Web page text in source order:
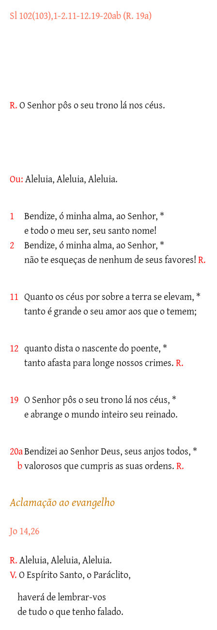
Sl 102(103),1-2.11-12.19-20ab (R. 19a)
R.O Senhor pôs o seu trono lá nos céus.
Ou:Aleluia, Aleluia, Aleluia.
1
Bendize, ó minha alma, ao Senhor, *
e todo o meu ser, seu santo nome!
2
Bendize, ó minha alma, ao Senhor, *
não te esqueças de nenhum de seus favores!R.
11 Quanto os céus por sobre a terra se elevam, *
tanto é grande o seu amor aos que o temem;
12 quanto dista o nascente do poente, *
tanto afasta para longe nossos crimes.R.
19 O Senhor pôs o seu trono lá nos céus, *
e abrange o mundo inteiro seu reinado.
20aBendizei ao Senhor Deus, seus anjos todos, *
bvalorosos que cumpris as suas ordens.R.
aclamação ao evangelho
Jo 14,26
R.Aleluia, Aleluia, Aleluia.
V.O Espírito Santo, o Paráclito,
haverá de lembrar-vos
de tudo o que tenho falado.